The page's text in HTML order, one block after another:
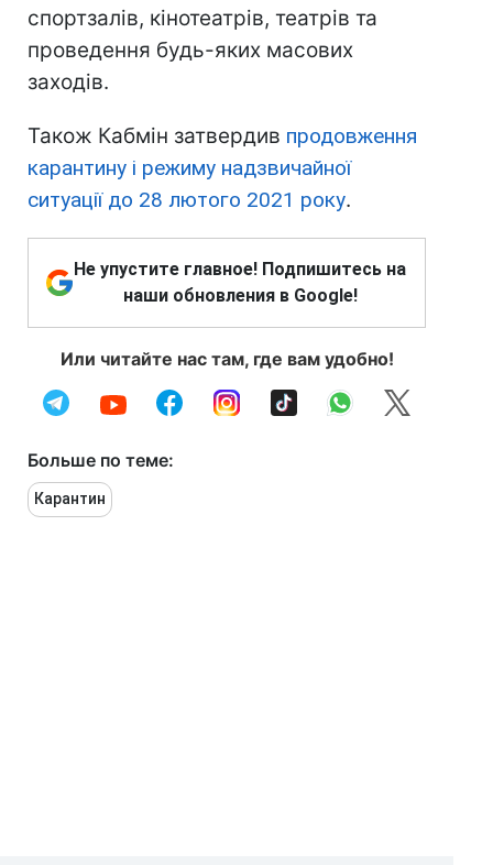
спортзалів, кінотеатрів, театрів та
проведення будь-яких масових
заходів.
Також Кабмін затвердив продовження
карантину і режиму надзвичайної
ситуації до 28 лютого 2021 року.
Не упустите главное! Подпишитесь на
наши обновления в Google!
Или читайте нас там, где вам удобно!
Больше по теме:
Карантин